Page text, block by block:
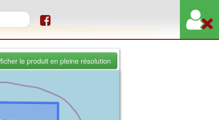
de recherche
le produit en pleine résolution